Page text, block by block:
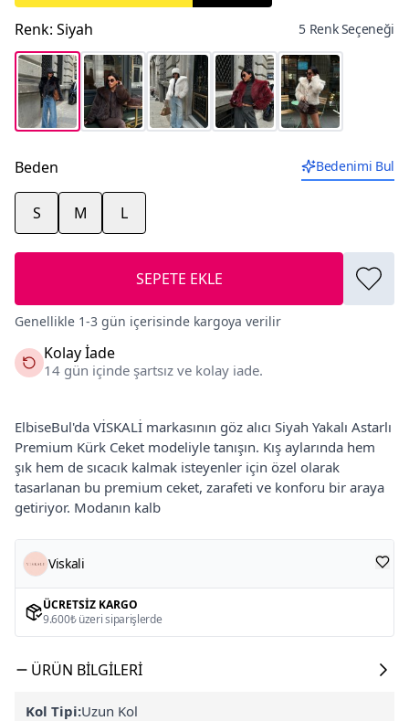
Renk: Siyah 5 Renk Seçeneği
Beden Bedenimi Bul
S M L
SEPETE EKLE
Genellikle 1-3 gün içerisinde kargoya verilir
Kolay İade
14 gün içinde şartsız ve kolay iade.
ElbiseBul'da VİSKALİ markasının göz alıcı Siyah Yakalı Astarlı
Premium Kürk Ceket modeliyle tanışın. Kış aylarında hem
şık hem de sıcacık kalmak isteyenler için özel olarak
tasarlanan bu premium ceket, zarafeti ve konforu bir araya
getiriyor. Modanın kalb
Viskali
ÜCRETSIZ KARGO
9.600₺ üzeri siparişlerde
ÜRÜN BILGILERI
Kol Tipi:Uzun Kol